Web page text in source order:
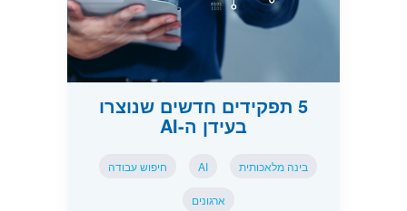
5 תפקידים חדשים שנוצרו
בעידן ה-AI
בינה מלאכותית AI חיפוש עבודה
ארגונים